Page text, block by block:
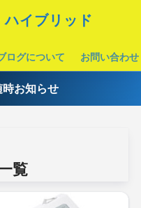
イブリッド
ログについて お問い合わせ
お知らせ
覧